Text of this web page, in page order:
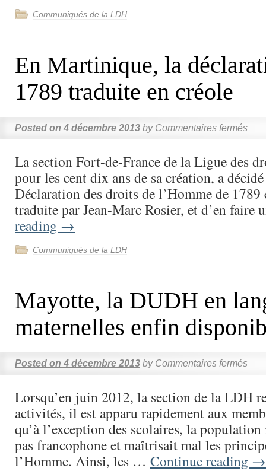
Communiqués de la LDH
En Martinique, la
1789 traduite en créole
Posted on 4 décembre 2013 by Commentaires fermés
La section Fort-de-France de la Ligue des
pour les cent dix ans de sa création, a
Déclaration des droits de l’Homme de 1789
traduite par Jean-Marc Rosier, et d’en
reading →
Communiqués de la LDH
Mayotte, la DUDH en
maternelles enfin
Posted on 4 décembre 2013 by Commentaires fermés
Lorsqu’en juin 2012, la section de la LDH
activités, il est apparu rapidement aux
qu’à l’exception des scolaires, la population
pas francophone et maîtrisait mal les
l’Homme. Ainsi, les … Continue reading →